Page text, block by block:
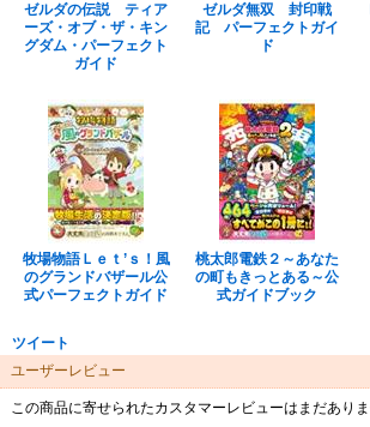
ゼルダの伝説 ティア
ーズ・オブ・ザ・キン
グダム・パーフェクト
ガイド
ゼルダ無双 封印戦
記 パーフェクトガイ
ド
牧場物語Ｌｅｔ’ｓ！風
のグランドバザール公
式パーフェクトガイド
桃太郎電鉄２～あなた
の町もきっとある～公
式ガイドブック
ツイート
ユーザーレビュー
この商品に寄せられたカスタマーレビューはまだありま